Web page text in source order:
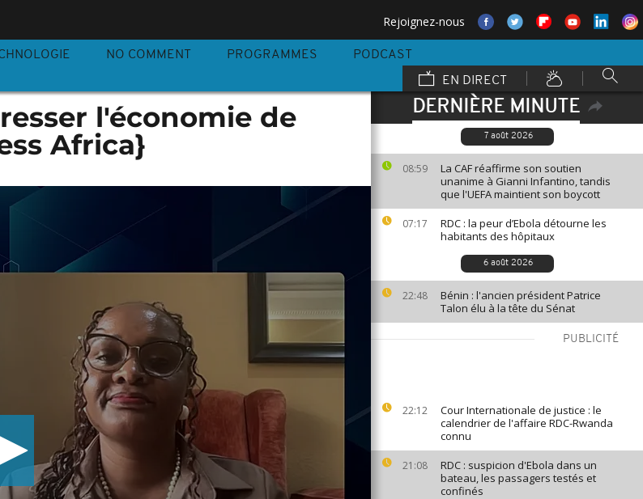
Rejoignez-nous
NO COMMENT PROGRAMMES
PODCAST
EN DIRECT
DERNIÈRE MINUTE
7 août 2026
08:59
La CAF réaffirme son soutien
unanime à Gianni Infantino, tandis
que l'UEFA maintient son boycott
07:17
RDC : la peur d’Ebola détourne les
habitants des hôpitaux
6 août 2026
22:48
Bénin : l'ancien président Patrice
Talon élu à la tête du Sénat
PUBLICITÉ
22:12
Cour Internationale de justice : le
calendrier de l'affaire RDC-Rwanda
connu
21:08
RDC : suspicion d'Ebola dans un
bateau, les passagers testés et
confinés
l'économie de
Africa}